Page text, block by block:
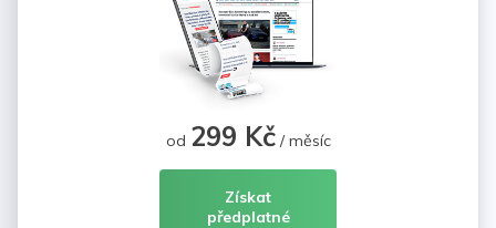
od 299 Kč/ měsíc
Získat
předplatné